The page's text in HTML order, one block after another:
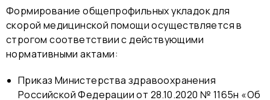
Формирование общепрофильных укладок для
скорой медицинской помощи осуществляется в
строгом соответствии с действующими
нормативными актами:
Приказ Министерства здравоохранения
Российской Федерации от 28.10.2020 № 1165н «Об